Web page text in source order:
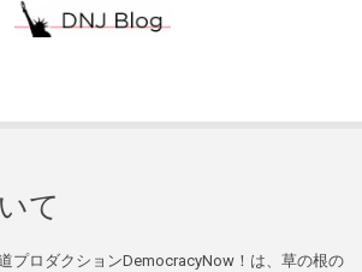
て
プロダクションDemocracyNow！は、草の根の